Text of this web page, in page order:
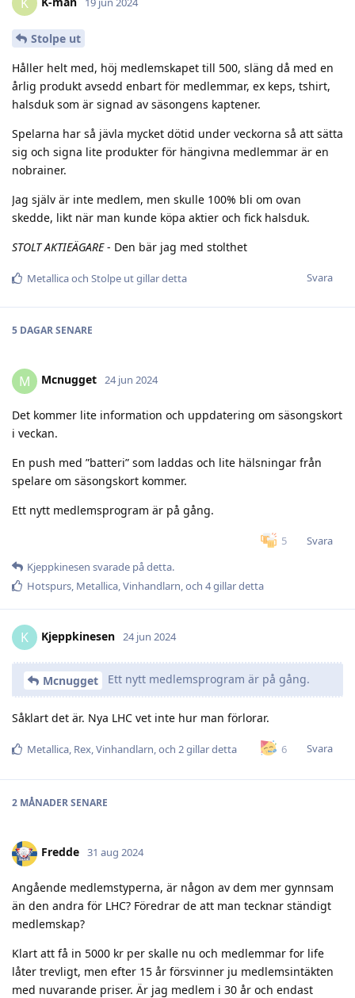
Stolpe ut
Håller helt med, höj medlemskapet till 500, släng då med en
årlig produkt avsedd enbart för medlemmar, ex keps, tshirt,
halsduk som är signad av säsongens kaptener.
Spelarna har så jävla mycket dötid under veckorna så att sätta
sig och signa lite produkter för hängivna medlemmar är en
nobrainer.
Jag själv är inte medlem, men skulle 100% bli om ovan
skedde, likt när man kunde köpa aktier och fick halsduk.
STOLT AKTIEÄGARE- Den bär jag med stolthet
Svara
Metallicaoch Stolpe utgillar detta
5 DAGARSENARE
M Mcnugget 24 jun 2024
Det kommer lite information och uppdatering om säsongskort
i veckan.
En push med ”batteri” som laddas och lite hälsningar från
spelare om säsongskort kommer.
Ett nytt medlemsprogram är på gång.
5
Svara
Kjeppkinesen svarade på detta.
Hotspurs, Metallica,Vinhandlarn, och 4gillar detta
K Kjeppkinesen 24 jun 2024
Mcnugget Ett nytt medlemsprogram är på gång.
Såklart det är. Nya LHC vet inte hur man förlorar.
6 Svara
Metallica, Rex,Vinhandlarn, och 2gillar detta
2 MÅNADERSENARE
Fredde 31 aug 2024
Angående medlemstyperna, är någon av dem mer gynnsam
än den andra för LHC? Föredrar de att man tecknar ständigt
medlemskap?
Klart att få in 5000 kr per skalle nu och medlemmar for life
låter trevligt, men efter 15 år försvinner ju medlemsintäkten
med nuvarande priser. Är jag medlem i 30 år och endast